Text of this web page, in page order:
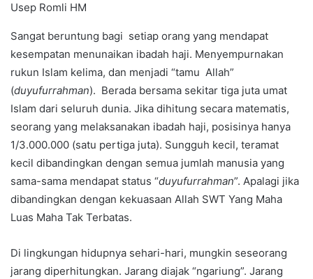
Usep Romli HM
Sangat beruntung bagi setiap orang yang mendapat
kesempatan menunaikan ibadah haji. Menyempurnakan
rukun Islam kelima, dan menjadi “tamu Allah”
(duyufurrahman). Berada bersama sekitar tiga juta umat
Islam dari seluruh dunia. Jika dihitung secara matematis,
seorang yang melaksanakan ibadah haji, posisinya hanya
1/3.000.000 (satu pertiga juta). Sungguh kecil, teramat
kecil dibandingkan dengan semua jumlah manusia yang
sama-sama mendapat status “duyufurrahman”. Apalagi jika
dibandingkan dengan kekuasaan Allah SWT Yang Maha
Luas Maha Tak Terbatas.
Di lingkungan hidupnya sehari-hari, mungkin seseorang
jarang diperhitungkan. Jarang diajak “ngariung”. Jarang